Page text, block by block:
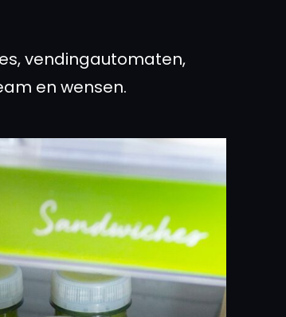
vendingautomaten,
en wensen.